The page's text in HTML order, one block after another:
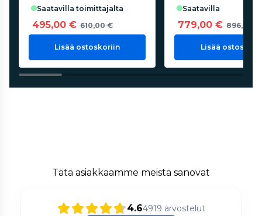
saatavilla toimittajalta
495,00 € 610,00 €
Lisää ostoskoriin
saatavilla
779,00 € 896,00 €
Lisää
Tätä asiakkaamme meistä sanovat
4.64919 arvostelut